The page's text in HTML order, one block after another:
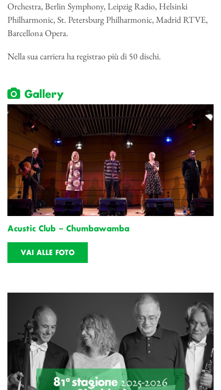
Orchestra, Berlin Symphony, Leipzig Radio, Helsinki
Philharmonic, St. Petersburg Philharmonic, Madrid RTVE,
Barcellona Opera.
Nella sua carriera ha registrao più di 50 dischi.
Gallery
Acustic Club – Chumbawamba
VAI ALLE FOTO